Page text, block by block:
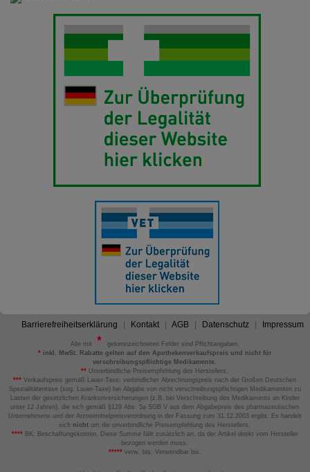
Barrierefreiheitserklärung Kontakt AGB Datenschutz Impressum
Alle mit
gekennzeichneten Felder sind Pflichtangaben.
*inkl. MwSt. Rabatte gelten auf den Apothekenverkaufspreis und nicht für
verschreibungspflichtige Medikamente.
** Unverbindliche Preisempfehlung des Herstellers.
*** Verkaufspreis gemäß Lauer-Taxe; verbindlicher Abrechnungspreis nach der Großen Deutschen
Spezialitätentaxe (sog. Lauer-Taxe) bei Abgabe von nicht verschreibungspflichtigen Medikamenten zu
Lasten der gesetzlichen Krankenversicherungen (z.B. bei Verschreibung des Medikaments an Kinder
unter 12 Jahren), die sich gemäß §129 Abs. 5a SGB V aus dem Abgabepreis des pharmazeutischen
Unternehmens und der Arzneimittelpreisverordnung in der Fassung zum 31.12.2003 ergibt. Es handelt
sich nicht um die unverbindliche Preisempfehlung des Herstellers.
****BK: Beschaffungskosten. Diese Summe fällt zusätzlich an, da der Artikel direkt vom Hersteller
bezogen werden muss.
*****verw. bis: Verwendbar bis.